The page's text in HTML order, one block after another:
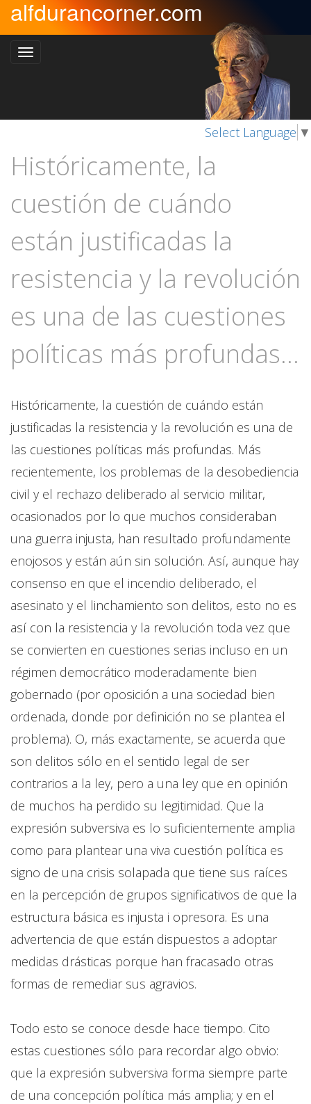
alfdurancorner.com
Select Language ▼
Históricamente, la
cuestión de cuándo
están justificadas la
resistencia y la revolución
es una de las cuestiones
políticas más profundas...
Históricamente, la cuestión de cuándo están
justificadas la resistencia y la revolución es una de
las cuestiones políticas más profundas. Más
recientemente, los problemas de la desobediencia
civil y el rechazo deliberado al servicio militar,
ocasionados por lo que muchos consideraban
una guerra injusta, han resultado profundamente
enojosos y están aún sin solución. Así, aunque hay
consenso en que el incendio deliberado, el
asesinato y el linchamiento son delitos, esto no es
así con la resistencia y la revolución toda vez que
se convierten en cuestiones serias incluso en un
régimen democrático moderadamente bien
gobernado (por oposición a una sociedad bien
ordenada, donde por definición no se plantea el
problema). O, más exactamente, se acuerda que
son delitos sólo en el sentido legal de ser
contrarios a la ley, pero a una ley que en opinión
de muchos ha perdido su legitimidad. Que la
expresión subversiva es lo suficientemente amplia
como para plantear una viva cuestión política es
signo de una crisis solapada que tiene sus raíces
en la percepción de grupos significativos de que la
estructura básica es injusta i opresora. Es una
advertencia de que están dispuestos a adoptar
medidas drásticas porque han fracasado otras
formas de remediar sus agravios.
Todo esto se conoce desde hace tiempo. Cito
estas cuestiones sólo para recordar algo obvio:
que la expresión subversiva forma siempre parte
de una concepción política más amplia; y en el